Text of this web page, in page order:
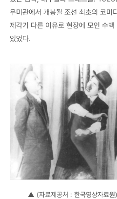
우미관에서 개봉될 조선 최초의 코미
제각기 다른 이유로 현장에 모인 수
있었다.
▲ (자료제공처 : 한국영상자료원)